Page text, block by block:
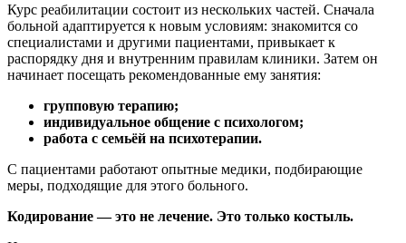
Курс реабилитации состоит из нескольких частей. Сначала
больной адаптируется к новым условиям: знакомится со
специалистами и другими пациентами, привыкает к
распорядку дня и внутренним правилам клиники. Затем он
начинает посещать рекомендованные ему занятия:
групповую терапию;
индивидуальное общение с психологом;
работа с семьёй на психотерапии.
С пациентами работают опытные медики, подбирающие
меры, подходящие для этого больного.
Кодирование — это не лечение. Это только костыль.